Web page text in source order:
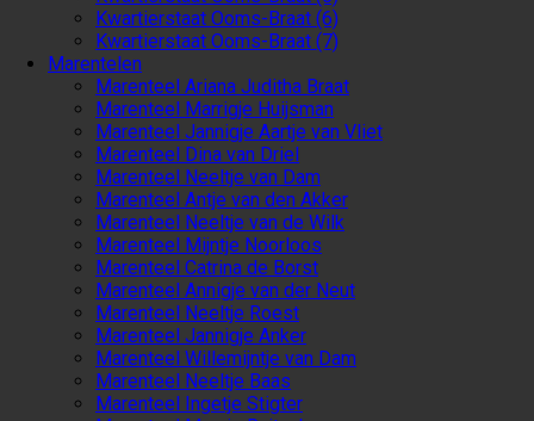
Kwartierstaat Ooms-Braat (6)
Kwartierstaat Ooms-Braat (7)
Marentelen
Marenteel Ariana Juditha Braat
Marenteel Marrigje Huijsman
Marenteel Jannigje Aartje van Vliet
Marenteel Dina van Driel
Marenteel Neeltje van Dam
Marenteel Antje van den Akker
Marenteel Neeltje van de Wilk
Marenteel Mijntje Noorloos
Marenteel Catrina de Borst
Marenteel Annigje van der Neut
Marenteel Neeltje Roest
Marenteel Jannigje Anker
Marenteel Willemijntje van Dam
Marenteel Neeltje Baas
Marenteel Ingetje Stigter